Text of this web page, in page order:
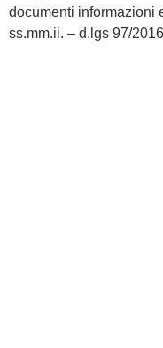
documenti informazioni
ss.mm.ii. – d.lgs 97/